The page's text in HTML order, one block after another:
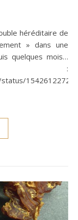
» dans une
quelques mois…
: